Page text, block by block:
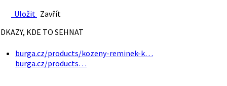
Uložit Zavřít
KDE TO SEHNAT
burga.cz/products/kozeny-reminek-k…
burga.cz/products…